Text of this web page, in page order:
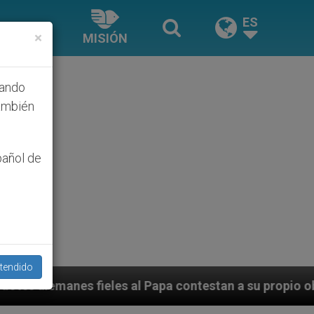
MISIÓN
ES
Papa contestan a su propio obispo (y cardenal)
×
de